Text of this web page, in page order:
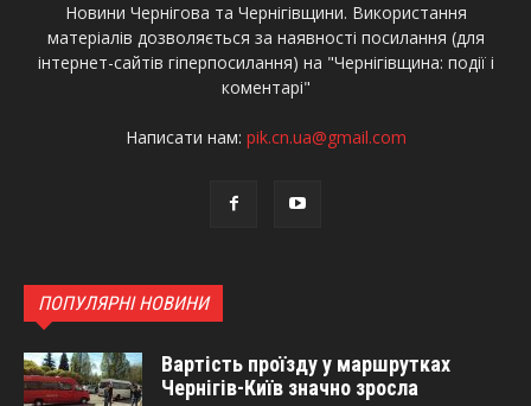
Новини Чернігова та Чернігівщини. Використання
матеріалів дозволяється за наявності посилання (для
інтернет-сайтів гіперпосилання) на "Чернігівщина: події і
коментарі"
Написати нам: pik.cn.ua@gmail.com
ПОПУЛЯРНІ НОВИНИ
Вартість проїзду у маршрутках
Чернігів-Київ значно зросла